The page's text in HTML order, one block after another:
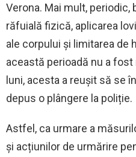
Verona. Mai mult,
răfuială fizică, aplicarea
ale corpului și limitarea de
această perioadă nu a
luni, acesta a reușit să se
depus o plângere la poliție.
Astfel, ca urmare a
și acțiunilor de urmărire